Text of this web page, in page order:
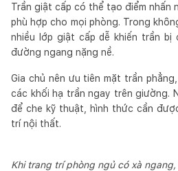
Trần giật cấp có thể tạo điểm nhấn
phù hợp cho mọi phòng. Trong
nhiều lớp giật cấp dễ khiến trần bị
đường ngang nặng nề.
Gia chủ nên ưu tiên mặt trần
các khối hạ trần ngay trên giường.
để che kỹ thuật, hình thức cần
trí nội thất.
Khi trang trí phòng ngủ có xà